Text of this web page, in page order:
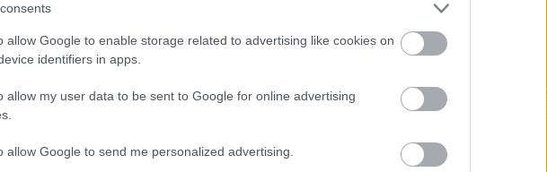
allow Google to enable storage related to advertising like cookies on
identifiers in apps.
allow my user data to be sent to Google for online advertising
allow Google to send me personalized advertising.
stresului: beneficiile complete pentru sănătate ale yoga
la 09:02:11 UTC
care oferă numeroase beneficii pentru sănătate, îmbunătățind atât sănătatea
sale provin din India antică, combinând posturi, tehnici de respirație și
generală. Practicanții experimentează o flexibilitate și forță sporite,
susțin beneficiile yoga, făcându-l o alegere populară pentru persoanele de
care caută o sănătate optimă.